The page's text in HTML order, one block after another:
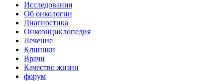
Исследования
Об онкологии
Диагностика
Онкоэнциклопедия
Лечение
Клиники
Врачи
Качество жизни
форум